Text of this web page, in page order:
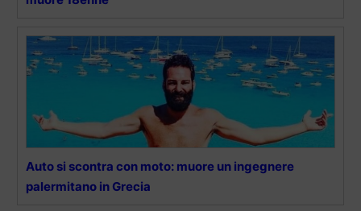
Auto si scontra con moto: muore un ingegnere
palermitano in Grecia